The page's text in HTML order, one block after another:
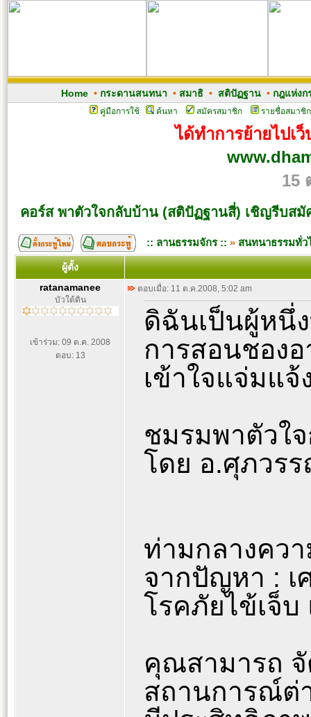
Home• กระดานสนทนา • สมาธิ• สติปัฏฐาน• กฎแห่งก
คู่มือการใช้ ค้นหา สมัครสมาชิก รายชื่อสมาชิก
ได้ทำการย้ายไปเ
15
คอร์ส พาตัวใจกลับบ้าน (สติปัฏฐานสี่) เชิญรีบสมั
:: ลานธรรมจักร :: » สนทนาธรรมทั่ว
ผู้ตั้ง
ratanamanee
บัวใต้ดิน
เข้าร่วม: 09 ต.ค. 2008
ตอบ: 13
ตอบเมื่อ: 11 ต.ค.2008, 5:02 am
ดิฉันเป็นผู้หนึ่
การสอนชอง
เข้าใจแจ่มแ
ชมรมพาตัวใ
โดย อ.ศุภวร
ท่ามกลางคว
จากปัญหา : เ
โรคภัยไข้เจ็บ
คุณสามารถ
สถานการณ์ต่